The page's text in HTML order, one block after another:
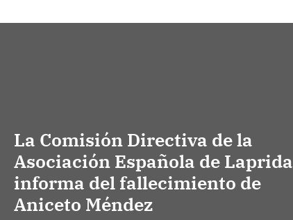
La Comisión Directiva de la
Asociación Española de Laprida
informa del fallecimiento de
Aniceto Méndez